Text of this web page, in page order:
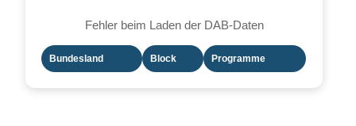
Fehler beim Laden der DAB-Daten
Bundesland Block Programme